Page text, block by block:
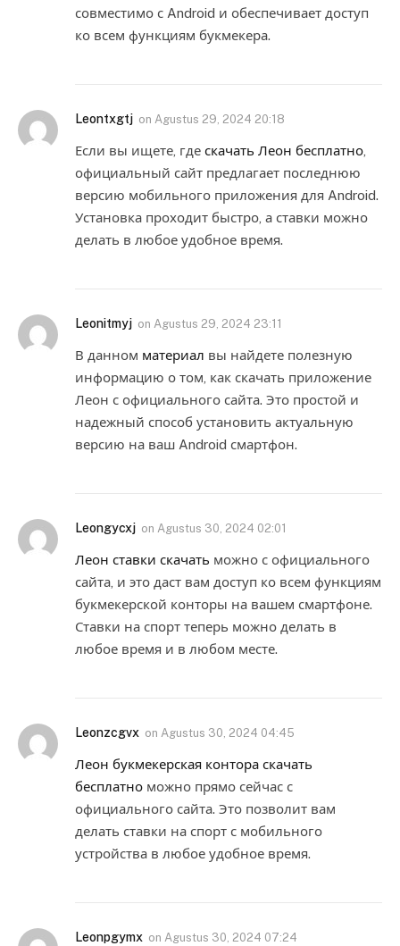
совместимо с Android и обеспечивает доступ
ко всем функциям букмекера.
Leontxgtj on Agustus 29, 2024 20:18
Если вы ищете, где скачать Леон бесплатно
официальный сайт предлагает последнюю
версию мобильного приложения для Android.
Установка проходит быстро, а ставки можно
делать в любое удобное время.
Leonitmyj on Agustus 29, 2024 23:11
В данном материал вы найдете полезную
информацию о том, как скачать приложение
Леон с официального сайта. Это простой и
надежный способ установить актуальную
версию на ваш Android смартфон.
Leongycxj on Agustus 30, 2024 02:01
Леон ставки скачать можно с официального
сайта, и это даст вам доступ ко всем функциям
букмекерской конторы на вашем смартфоне.
Ставки на спорт теперь можно делать в
любое время и в любом месте.
Leonzcgvx on Agustus 30, 2024 04:45
Леон букмекерская контора скачать
бесплатно можно прямо сейчас с
официального сайта. Это позволит вам
делать ставки на спорт с мобильного
устройства в любое удобное время.
Leonpgymx on Agustus 30, 2024 07:24